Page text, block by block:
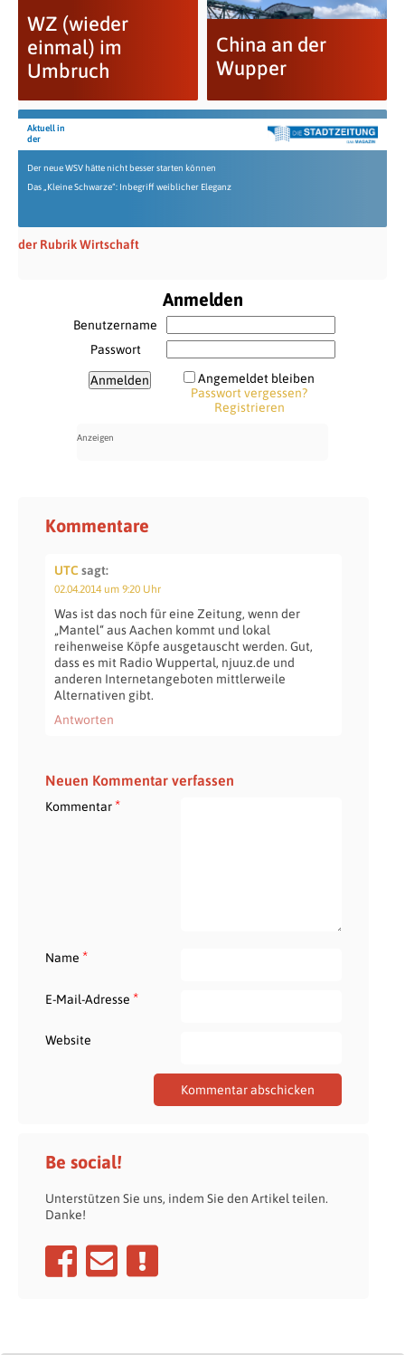
WZ (wieder
einmal) im
Umbruch
China an der
Wupper
Aktuell in
der
Der neue WSV hätte nicht besser starten können
Das „Kleine Schwarze“: Inbegriff weiblicher Eleganz
der Rubrik Wirtschaft
Anmelden
Benutzername
Passwort
Angemeldet bleiben
Passwort vergessen?
Registrieren
Kommentare
UTCsagt:
02.04.2014 um 9:20 Uhr
Was ist das noch für eine Zeitung, wenn der
„Mantel“ aus Aachen kommt und lokal
reihenweise Köpfe ausgetauscht werden. Gut,
dass es mit Radio Wuppertal, njuuz.de und
anderen Internetangeboten mittlerweile
Alternativen gibt.
Antworten
Neuen Kommentar verfassen
Kommentar*
Name *
E-Mail-Adresse *
Website
Be social!
Unterstützen Sie uns, indem Sie den Artikel teilen.
Danke!